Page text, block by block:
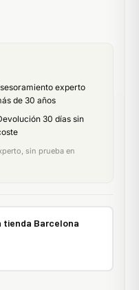
experto
de 30 años
30 días sin
sin prueba en
tienda Barcelona